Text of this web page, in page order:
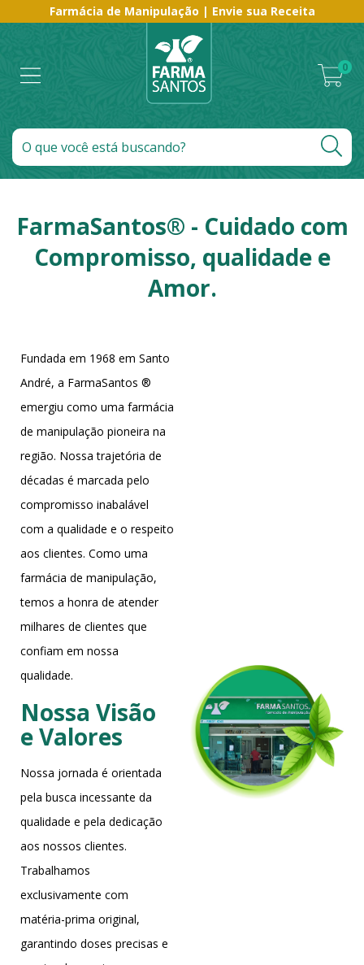
Farmácia de Manipulação | Envie sua Receita
0
FarmaSantos® - Cuidado com
Compromisso, qualidade e
Amor.
Fundada em 1968 em Santo
André, a FarmaSantos ®
emergiu como uma farmácia
de manipulação pioneira na
região. Nossa trajetória de
décadas é marcada pelo
compromisso inabalável
com a qualidade e o respeito
aos clientes. Como uma
farmácia de manipulação,
temos a honra de atender
milhares de clientes que
confiam em nossa
qualidade.
Nossa Visão
e Valores
Nossa jornada é orientada
pela busca incessante da
qualidade e pela dedicação
aos nossos clientes.
Trabalhamos
exclusivamente com
matéria-prima original,
garantindo doses precisas e